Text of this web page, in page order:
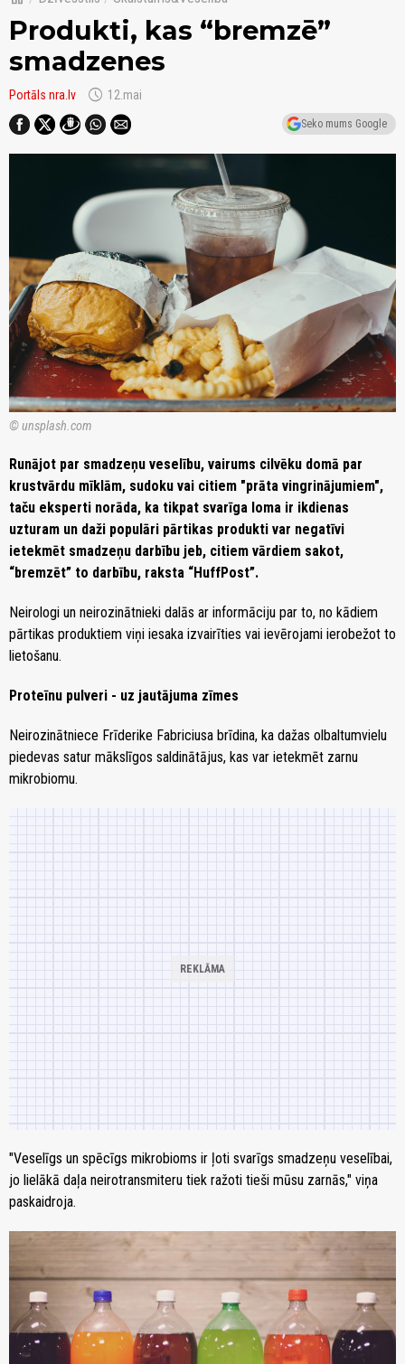
Produkti, kas “bremzē”
smadzenes
Portāls nra.lv schedule 12.mai
Seko mums Google
© unsplash.com
Runājot par smadzeņu veselību, vairums cilvēku domā par
krustvārdu mīklām, sudoku vai citiem "prāta vingrinājumiem",
taču eksperti norāda, ka tikpat svarīga loma ir ikdienas
uzturam un daži populāri pārtikas produkti var negatīvi
ietekmēt smadzeņu darbību jeb, citiem vārdiem sakot,
“bremzēt” to darbību, raksta “HuffPost”.
Neirologi un neirozinātnieki dalās ar informāciju par to, no kādiem
pārtikas produktiem viņi iesaka izvairīties vai ievērojami ierobežot to
lietošanu.
Proteīnu pulveri - uz jautājuma zīmes
Neirozinātniece Frīderike Fabriciusa brīdina, ka dažas olbaltumvielu
piedevas satur mākslīgos saldinātājus, kas var ietekmēt zarnu
mikrobiomu.
"Veselīgs un spēcīgs mikrobioms ir ļoti svarīgs smadzeņu veselībai,
jo lielākā daļa neirotransmiteru tiek ražoti tieši mūsu zarnās," viņa
paskaidroja.